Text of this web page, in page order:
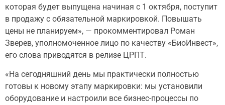
которая будет выпущена начиная с 1 октября, поступит
в продажу с обязательной маркировкой. Повышать
цены не планируем», — прокомментировал Роман
Зверев, уполномоченное лицо по качеству «БиоИнвест»,
его слова приводятся в релизе ЦРПТ.
«На сегодняшний день мы практически полностью
готовы к новому этапу маркировки: мы установили
оборудование и настроили все бизнес-процессы по